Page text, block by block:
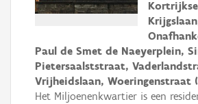
Paul de Smet de Naeyerplein,
Pietersaalststraat,
Vrijheidslaan, Woeringenstraat
Het Miljoenenkwartier is een